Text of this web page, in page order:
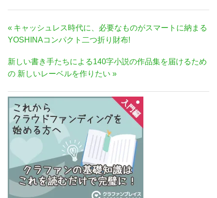
投
稿
ビ
ゲ
ー
シ
ョ
ン
前
の
事:
キャッシュレス時代に、必要なものがスマートに納まる
YOSHINAコンパクト二つ折り財布!
次
の
事:
新しい書き手たちによる140字小説の作品集を届けるため
の 新しいレーベルを作りたい